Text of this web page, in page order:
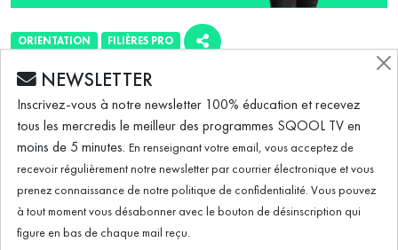
ÉMISSION DU 16.03.2023
Comment devenir sapeur-pompier volontaire ?
En décembre 2021, les sapeurs-pompiers volontaires
représentaient 78% des effectifs des services d'incendie et de
ORIENTATION FILIÈRES PRO
NEWSLETTER
Inscrivez-vous à notre newsletter 100% éducation et recevez
tous les mercredis le meilleur des programmes SQOOL TV en
moins de 5 minutes. En renseignant votre email, vous acceptez de
recevoir régulièrement notre newsletter par courrier électronique et vous
prenez connaissance de notre politique de confidentialité. Vous pouvez
à tout moment vous désabonner avec le bouton de désinscription qui
figure en bas de chaque mail reçu.